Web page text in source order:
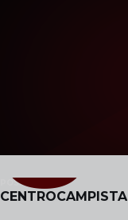
8
POSICIÓN
CENTROCAMPISTA